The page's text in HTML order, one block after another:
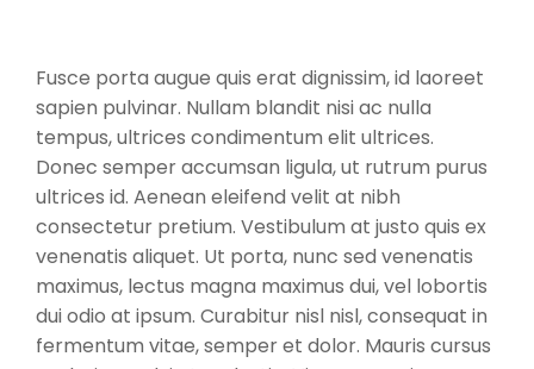
Fusce porta augue quis erat dignissim, id laoreet
sapien pulvinar. Nullam blandit nisi ac nulla
tempus, ultrices condimentum elit ultrices.
Donec semper accumsan ligula, ut rutrum purus
ultrices id. Aenean eleifend velit at nibh
consectetur pretium. Vestibulum at justo quis ex
venenatis aliquet. Ut porta, nunc sed venenatis
maximus, lectus magna maximus dui, vel lobortis
dui odio at ipsum. Curabitur nisl nisl, consequat in
fermentum vitae, semper et dolor. Mauris cursus